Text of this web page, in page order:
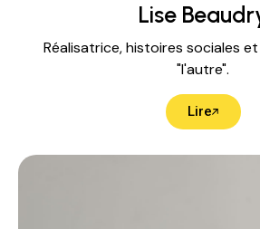
Lise
Réalisatrice, histoires sociales
"l'autre".
Lire